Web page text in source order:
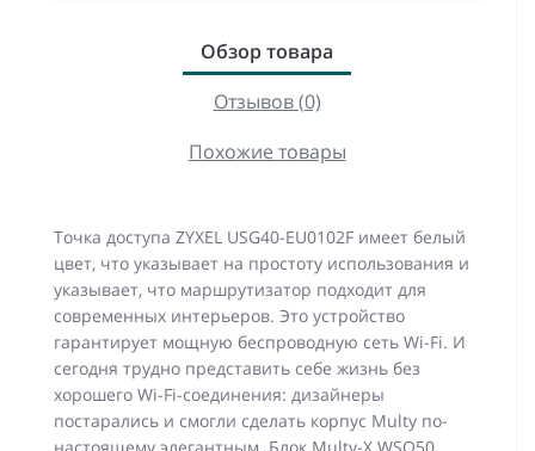
Обзор товара
Отзывов (0)
Похожие товары
Точка доступа ZYXEL USG40-EU0102F имеет белый
цвет, что указывает на простоту использования и
указывает, что маршрутизатор подходит для
современных интерьеров. Это устройство
гарантирует мощную беспроводную сеть Wi-Fi. И
сегодня трудно представить себе жизнь без
хорошего Wi-Fi-соединения: дизайнеры
постарались и смогли сделать корпус Multy по-
настоящему элегантным. Блок Multy-X WSQ50